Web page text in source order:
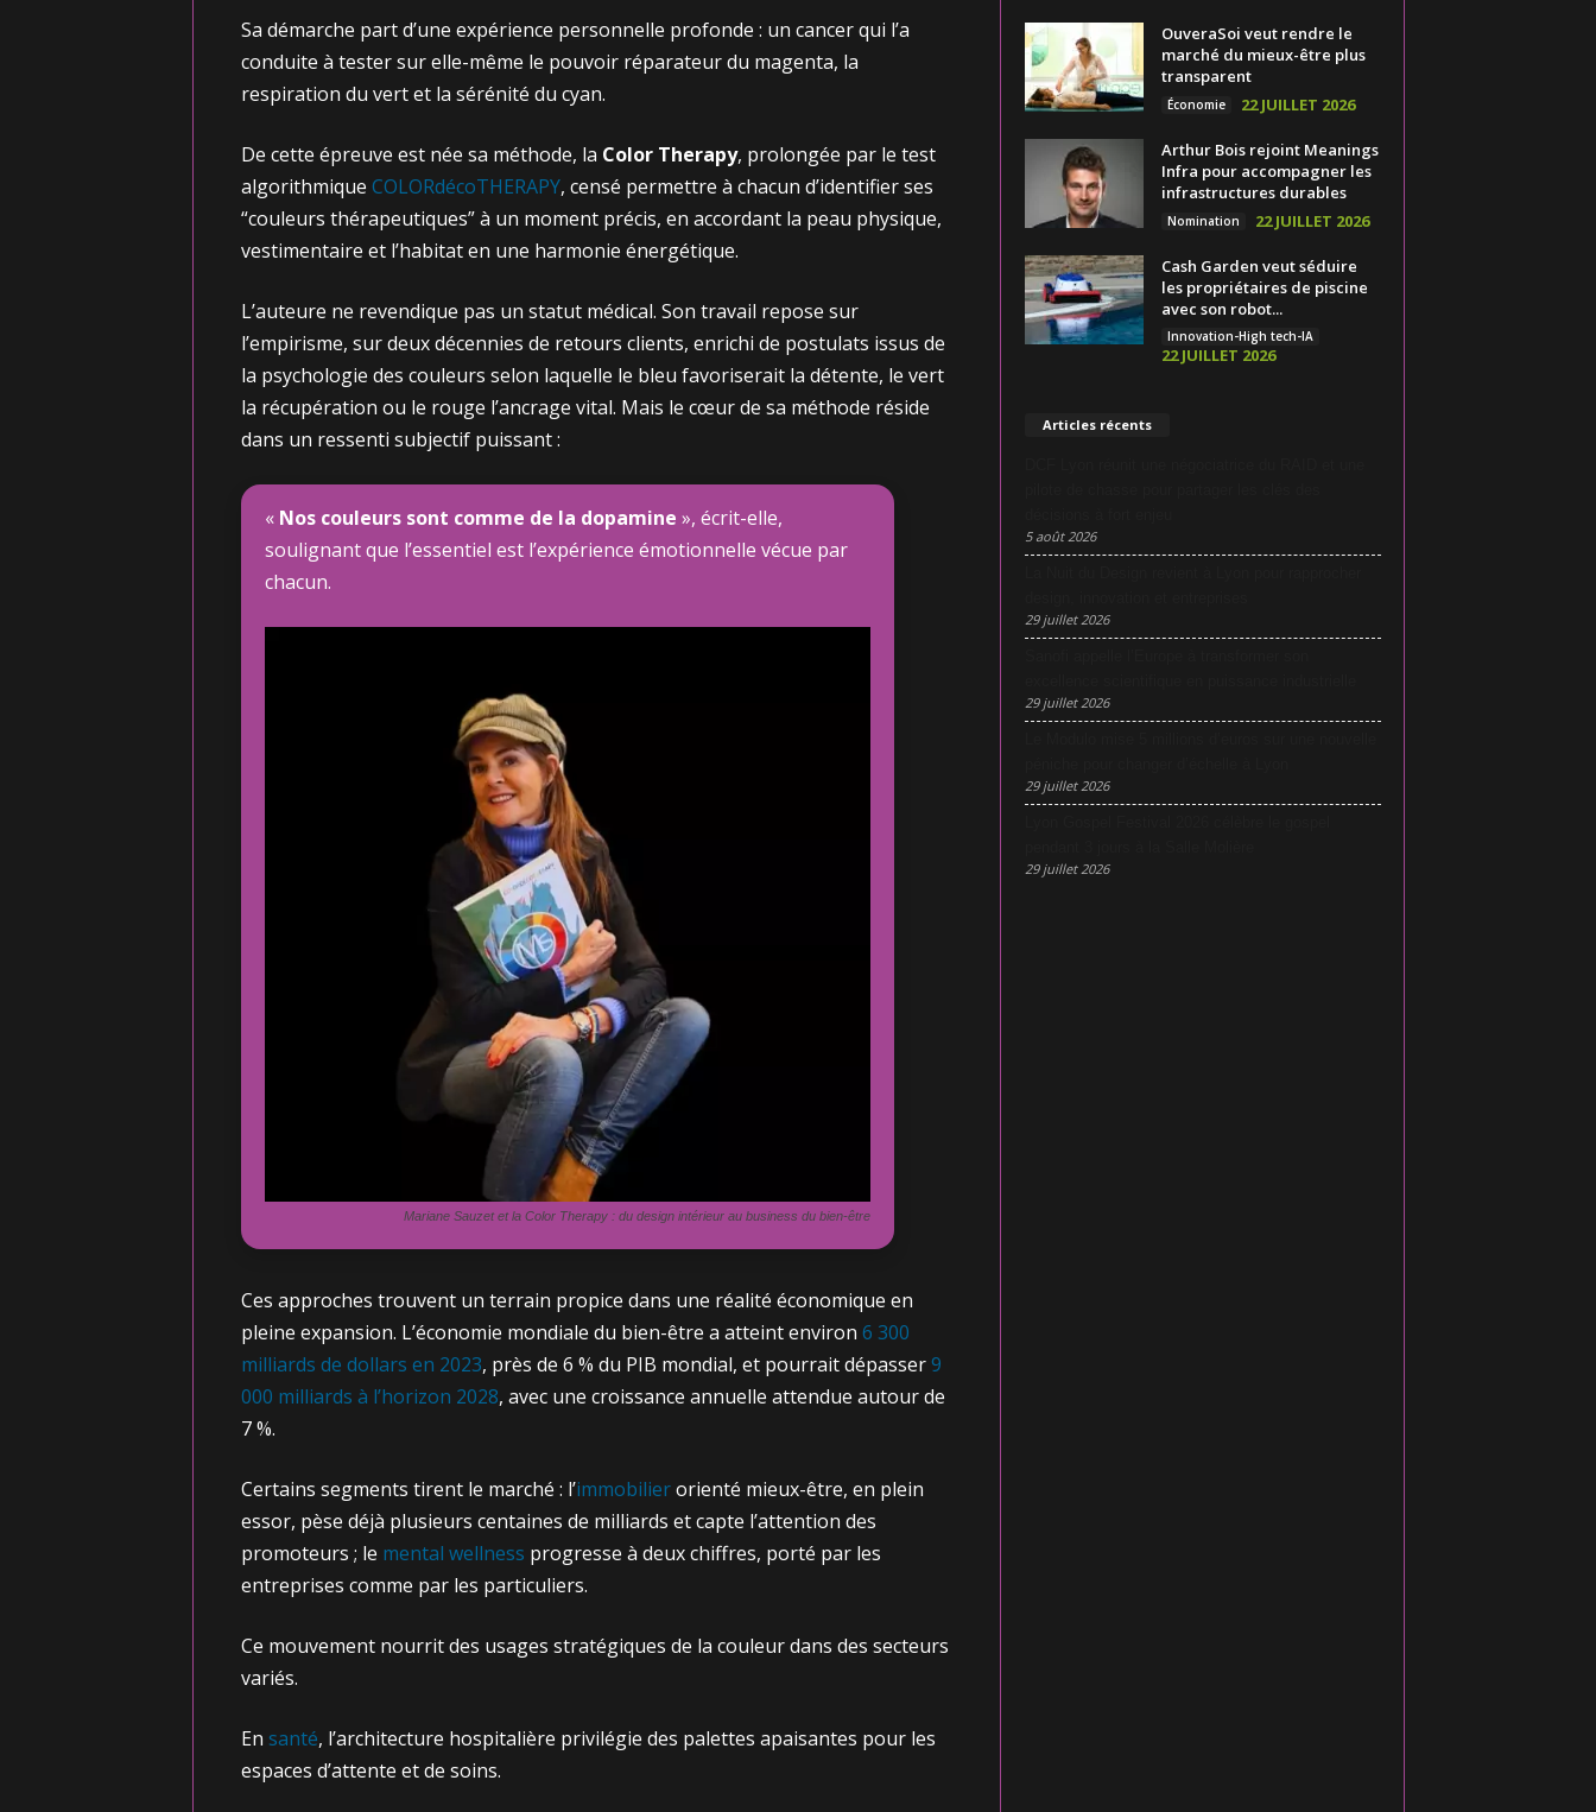
Sa démarche part d’une expérience personnelle profonde : un cancer qui l’a
conduite à tester sur elle-même le pouvoir réparateur du magenta, la
respiration du vert et la sérénité du cyan.
De cette épreuve est née sa méthode, la Color Therapy, prolongée par le test
algorithmique COLORdécoTHERAPY, censé permettre à chacun d’identifier ses
“couleurs thérapeutiques” à un moment précis, en accordant la peau physique,
vestimentaire et l’habitat en une harmonie énergétique.
L’auteure ne revendique pas un statut médical. Son travail repose sur
l’empirisme, sur deux décennies de retours clients, enrichi de postulats issus de
la psychologie des couleurs selon laquelle le bleu favoriserait la détente, le vert
la récupération ou le rouge l’ancrage vital. Mais le cœur de sa méthode réside
dans un ressenti subjectif puissant :
« Nos couleurs sont comme de la dopamine », écrit-elle,
soulignant que l’essentiel est l’expérience émotionnelle vécue par
chacun.
Mariane Sauzet et la Color Therapy : du design intérieur au business du bien-être
Ces approches trouvent un terrain propice dans une réalité économique en
pleine expansion. L’économie mondiale du bien-être a atteint environ 6 300
milliards de dollars en 2023, près de 6 % du PIB mondial, et pourrait dépasser9
000 milliards à l’horizon 2028, avec une croissance annuelle attendue autour de
7 %.
Certains segments tirent le marché : l’immobilierorienté mieux-être, en plein
essor, pèse déjà plusieurs centaines de milliards et capte l’attention des
promoteurs ; le mental wellness progresse à deux chiffres, porté par les
entreprises comme par les particuliers.
Ce mouvement nourrit des usages stratégiques de la couleur dans des secteurs
variés.
En santé, l’architecture hospitalière privilégie des palettes apaisantes pour les
espaces d’attente et de soins.
OuveraSoi veut rendre le
marché du mieux-être plus
transparent
Économie 22 JUILLET 2026
Arthur Bois rejoint Meanings
Infra pour accompagner les
infrastructures durables
Nomination 22 JUILLET 2026
Cash Garden veut séduire
les propriétaires de piscine
avec son robot...
Innovation-High tech-IA
22 JUILLET 2026
Articles récents
5 août 2026
29 juillet 2026
29 juillet 2026
29 juillet 2026
29 juillet 2026